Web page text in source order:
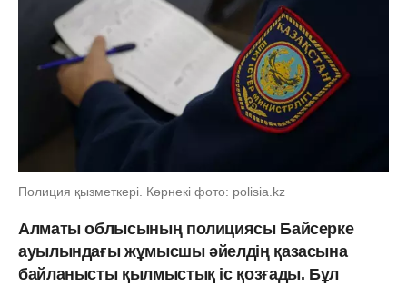
Полиция қызметкері. Көрнекі фото: polisia.kz
Алматы облысының полициясы Байсерке
ауылындағы жұмысшы әйелдің қазасына
байланысты қылмыстық іс қозғады. Бұл